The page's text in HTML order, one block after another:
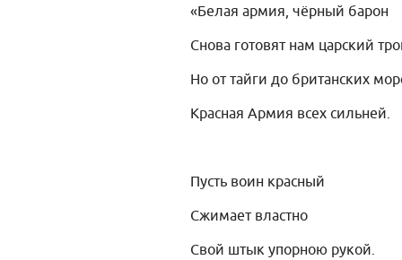
«Белая армия, чёрный барон
Снова готовят нам царский
Но от тайги до британских
Красная Армия всех сильней.
Пусть воин красный
Сжимает властно
Свой штык упорною рукой.